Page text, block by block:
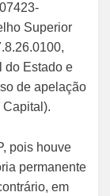
Superior
do Estado e
de apelação
Capital).
pois houve
permanente
em